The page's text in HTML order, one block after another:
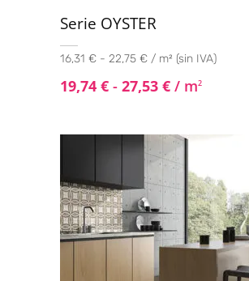
Serie OYSTER
16,31 € - 22,75 € / m² (sin IVA)
19,74 € - 27,53 € / m2